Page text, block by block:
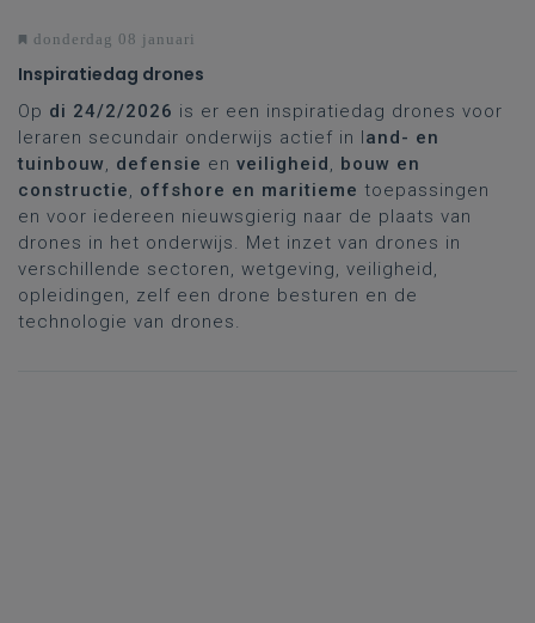
donderdag 08 januari
Inspiratiedag drones
Op di 24/2/2026 is er een inspiratiedag drones voor
leraren secundair onderwijs actief in l and- en
tuinbouw, defensie en veiligheid , bouw en
constructie, offshore en maritieme toepassingen
en voor iedereen nieuwsgierig naar de plaats van
drones in het onderwijs. Met inzet van drones in
verschillende sectoren, wetgeving, veiligheid,
opleidingen, zelf een drone besturen en de
technologie van drones.